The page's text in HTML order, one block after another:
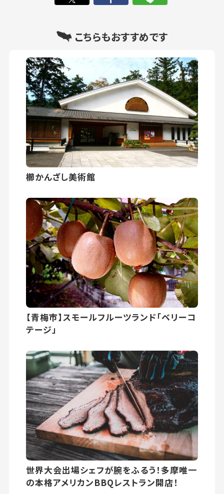
こちらもおすすめです
櫛かんざし美術館
【青梅市】スモールフルーツランド「ベリーコ
テージ」
世界大会出場シェフが腕をふるう！多摩唯一
の本格アメリカンBBQレストラン開店！